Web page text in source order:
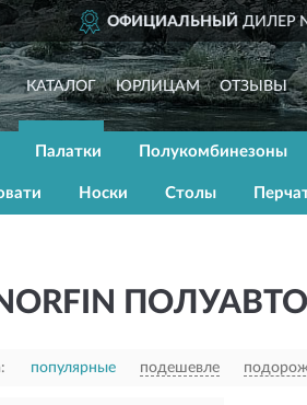
КАТАЛОГ ЮРЛИЦАМ ОТЗЫВЫ
Палатки Полукомбинезоны
Носки Столы
популярные подешевле